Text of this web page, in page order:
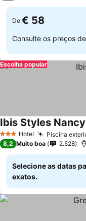
De € 58
Consulte os preços de
Escolha popular
3 EstrelasHotel Piscina
Ibis Styles
8,2 Muito boa 2.528
Selecione as datas
exatos.